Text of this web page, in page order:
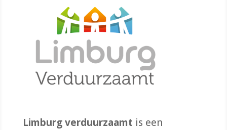
Limburg verduurzaamt is een